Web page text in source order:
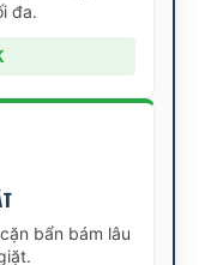
đa.
bẩn bám lâu